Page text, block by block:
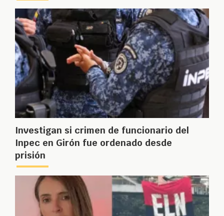
Investigan si crimen de funcionario del
Inpec en Girón fue ordenado desde
prisión